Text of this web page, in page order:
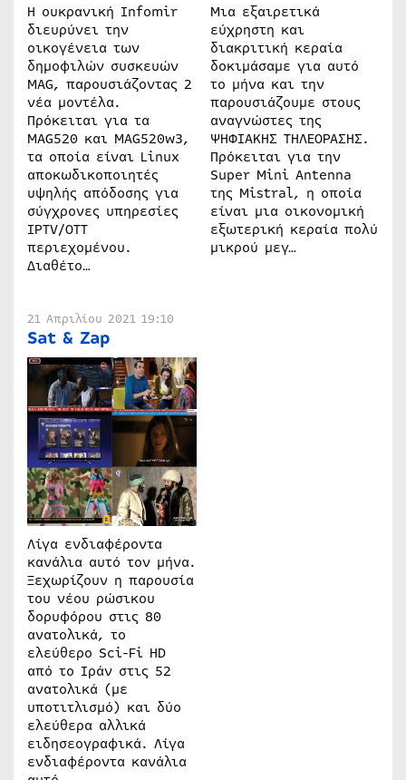
Η ουκρανική Infomir
διευρύνει την
οικογένεια των
δημοφιλών συσκευών
MAG, παρουσιάζοντας 2
νέα μοντέλα.
Πρόκειται για τα
MAG520 και MAG520w3,
τα οποία είναι Linux
αποκωδικοποιητές
υψηλής απόδοσης για
σύγχρονες υπηρεσίες
IPTV/OTT
περιεχομένου.
Διαθέτο…
Μια εξαιρετικά
εύχρηστη και
διακριτική κεραία
δοκιμάσαμε για αυτό
το μήνα και την
παρουσιάζουμε στους
αναγνώστες της
ΨΗΦΙΑΚΗΣ ΤΗΛΕΟΡΑΣΗΣ.
Πρόκειται για την
Super Mini Antenna
της Mistral, η οποία
είναι μια οικονομική
εξωτερική κεραία πολύ
μικρού μεγ…
21 Απριλίου 2021 19:10
Sat & Zap
Λίγα ενδιαφέροντα
κανάλια αυτό τον μήνα.
Ξεχωρίζουν η παρουσία
του νέου ρώσικου
δορυφόρου στις 80
ανατολικά, το
ελεύθερο Sci-Fi HD
από το Ιράν στις 52
ανατολικά (με
υποτιτλισμό) και δύο
ελεύθερα αλλικά
ειδησεογραφικά. Λίγα
ενδιαφέροντα κανάλια